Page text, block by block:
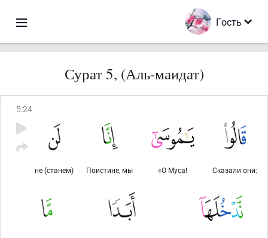
Гость
Сурат 5, (Аль-маидат)
5:24
Сказали они:
«О Муса!
Поистине, мы
не (станем)